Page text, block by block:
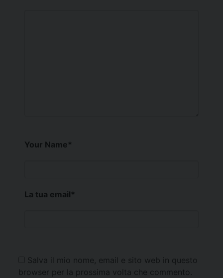
Your Name*
La tua email*
Salva il mio nome, email e sito web in questo
browser per la prossima volta che commento.